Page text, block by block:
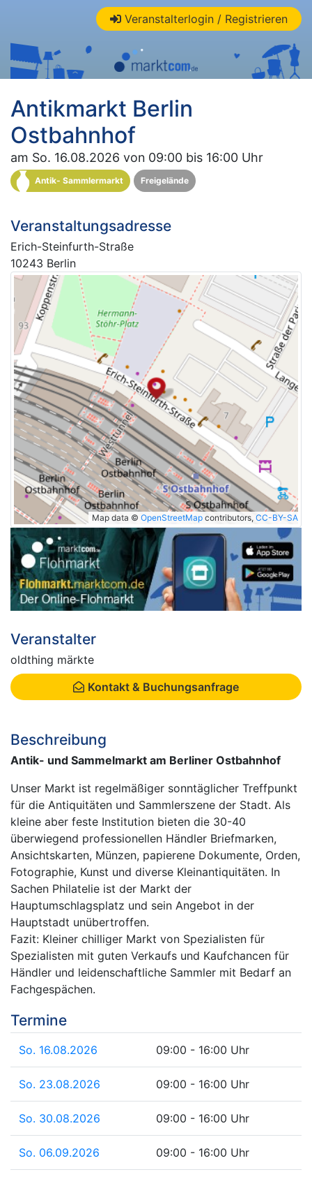
Veranstalterlogin / Registrieren
Antikmarkt Berlin
Ostbahnhof
am So. 16.08.2026 von 09:00 bis 16:00 Uhr
Antik- Sammlermarkt Freigelände
Veranstaltungsadresse
Erich-Steinfurth-Straße
10243 Berlin
Map data © OpenStreetMap contributors, CC-BY-SA
Veranstalter
oldthing märkte
Kontakt & Buchungsanfrage
Beschreibung
Antik- und Sammelmarkt am Berliner Ostbahnhof
Unser Markt ist regelmäßiger sonntäglicher Treffpunkt
für die Antiquitäten und Sammlerszene der Stadt. Als
kleine aber feste Institution bieten die 30-40
überwiegend professionellen Händler Briefmarken,
Ansichtskarten, Münzen, papierene Dokumente, Orden,
Fotographie, Kunst und diverse Kleinantiquitäten. In
Sachen Philatelie ist der Markt der
Hauptumschlagsplatz und sein Angebot in der
Hauptstadt unübertroffen.
Fazit: Kleiner chilliger Markt von Spezialisten für
Spezialisten mit guten Verkaufs und Kaufchancen für
Händler und leidenschaftliche Sammler mit Bedarf an
Fachgespächen.
Termine
So. 16.08.2026 09:00 - 16:00 Uhr
So. 23.08.2026 09:00 - 16:00 Uhr
So. 30.08.2026 09:00 - 16:00 Uhr
So. 06.09.2026 09:00 - 16:00 Uhr